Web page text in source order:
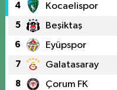
4 Kocaelispor
5 Beşiktaş
6 Eyüpspor
7 Galatasaray
8 Çorum FK